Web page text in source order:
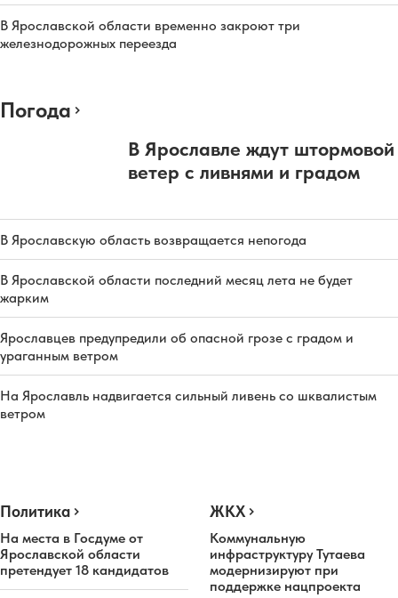
В Ярославской области временно закроют три
железнодорожных переезда
Погода
В Ярославле ждут штормовой
ветер с ливнями и градом
В Ярославскую область возвращается непогода
В Ярославской области последний месяц лета не будет
жарким
Ярославцев предупредили об опасной грозе с градом и
ураганным ветром
На Ярославль надвигается сильный ливень со шквалистым
ветром
Политика
На места в Госдуме от
Ярославской области
претендует 18 кандидатов
ЖКХ
Коммунальную
инфраструктуру Тутаева
модернизируют при
поддержке нацпроекта